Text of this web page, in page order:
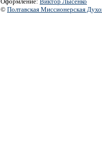
© Полтавская Миссионерская